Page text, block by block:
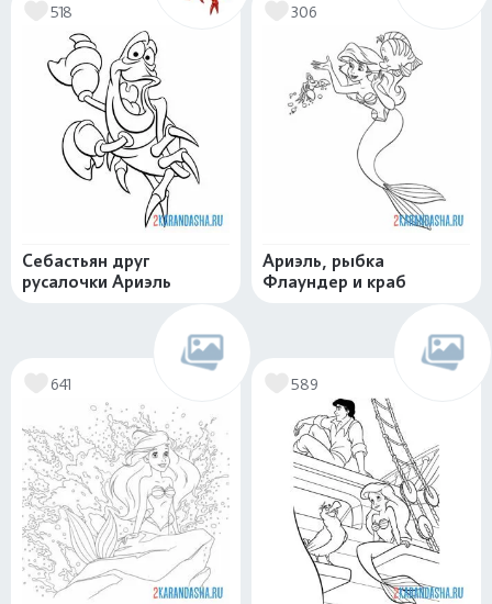
518
Себастьян друг
русалочки Ариэль
306
Ариэль, рыбка
Флаундер и краб
641 589